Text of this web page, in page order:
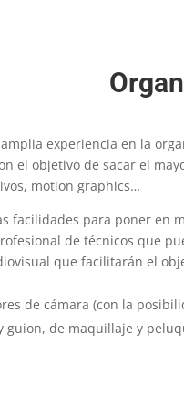
experiencia en la
el objetivo de sacar el
motion graphics…
facilidades para poner en
de técnicos que
que facilitarán el
de cámara (con la
guion, de maquillaje y